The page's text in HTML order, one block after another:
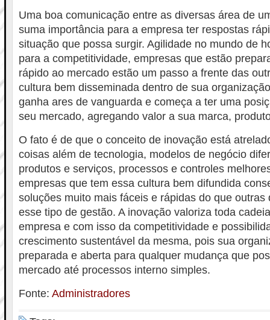
Uma boa comunicação entre as diversas área de
suma importância para a empresa ter respostas
situação que possa surgir. Agilidade no mundo de
para a competitividade, empresas que estão
rápido ao mercado estão um passo a frente das
cultura bem disseminada dentro de sua
ganha ares de vanguarda e começa a ter uma
seu mercado, agregando valor a sua marca,
O fato é de que o conceito de inovação está
coisas além de tecnologia, modelos de negócio
produtos e serviços, processos e controles
empresas que tem essa cultura bem difundida
soluções muito mais fáceis e rápidas do que outras
esse tipo de gestão. A inovação valoriza toda
empresa e com isso da competitividade e
crescimento sustentável da mesma, pois sua
preparada e aberta para qualquer mudança que
mercado até processos interno simples.
Fonte: Administradores